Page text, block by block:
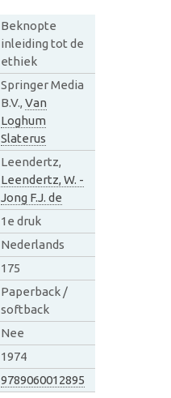
Beknopte
inleiding tot de
ethiek
Springer Media
B.V., Van
Loghum
Slaterus
Leendertz,
Leendertz, W. -
Jong F.J. de
1e druk
Nederlands
175
Paperback /
softback
Nee
1974
9789060012895